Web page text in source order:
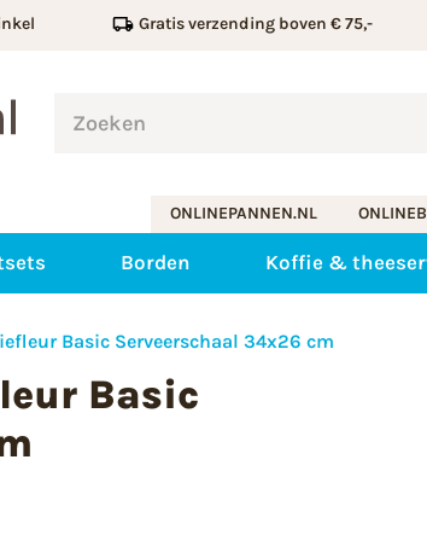
Gratis verzending boven € 75,-
ONLINEPANNEN.NL
Borden Koffie &
Basic Serveerschaal 34x26 cm
Basic